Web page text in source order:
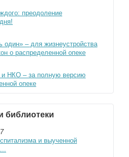
преодоление
один» – для жизнеустройства
о распределенной опеке
и НКО – за полную версию
опеке
библиотеки
и выученной